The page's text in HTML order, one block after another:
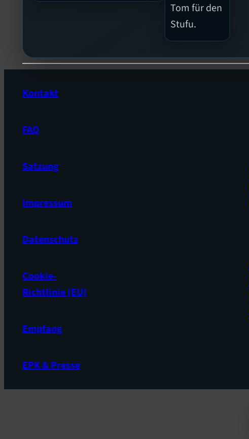
Tom für den
Stufu.
Kontakt
FAQ
Satzung
Impressum
Datenschutz
Cookie-
Richtlinie (EU)
Empfang
EPK & Presse